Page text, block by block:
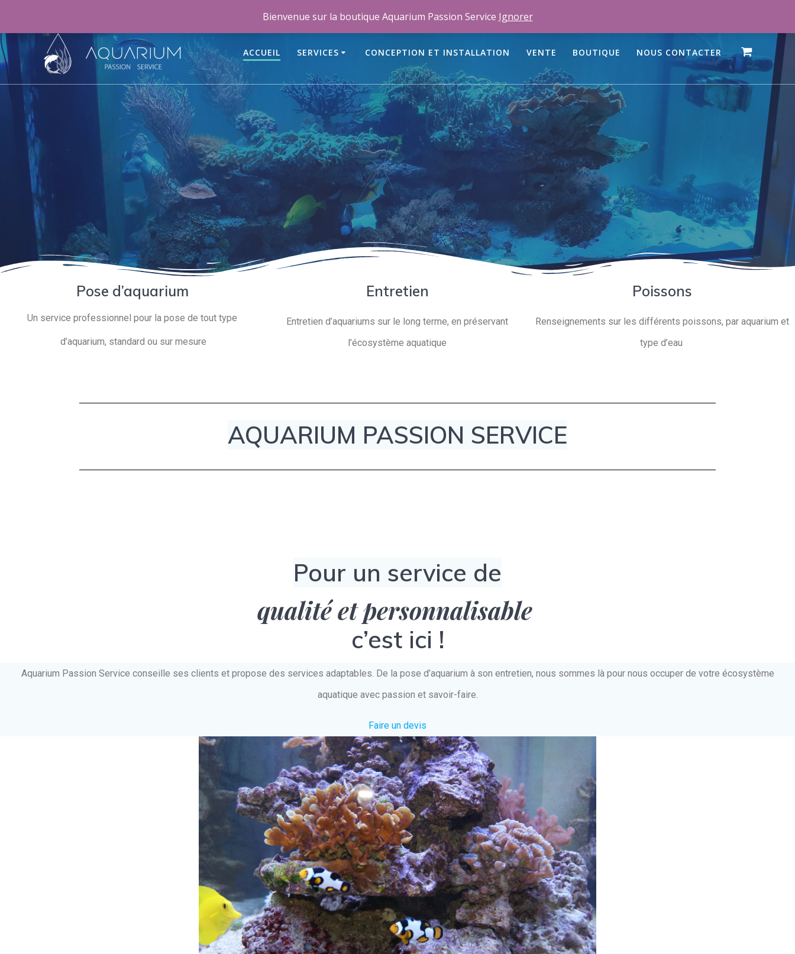
aquariumpassionservice@gmail.com
ACCUEIL SERVICES CONCEPTION ET INSTALLATION VENTE BOUTIQUE NOUS CONTACTER
Pose d’aquarium
Un service professionnel pour la pose de tout type
d’aquarium, standard ou sur mesure
Entretien
Entretien d’aquariums sur le long terme, en préservant
l’écosystème aquatique
Poissons
Renseignements sur les différents poissons, par aquarium et
type d’eau
AQUARIUM PASSION SERVICE
Pour un service de
qualité et personnalisable
c’est ici !
Aquarium Passion Service conseille ses clients et propose des services adaptables. De la pose d’aquarium à son entretien, nous sommes là pour nous occuper de votre écosystème
aquatique avec passion et savoir-faire.
Faire un devis
Bienvenue sur la boutique Aquarium Passion Service Ignorer